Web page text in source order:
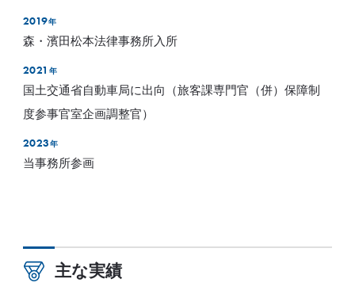
2019年
森・濱田松本法律事務所入所
2021 年
国土交通省自動車局に出向（旅客課専門官（併）保障制
度参事官室企画調整官）
2023 年
当事務所参画
主な実績